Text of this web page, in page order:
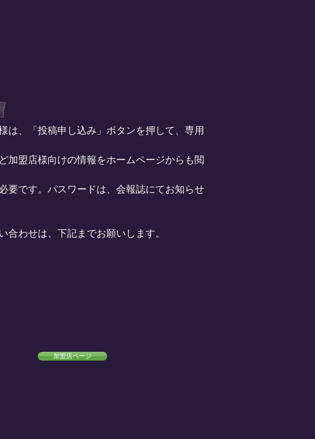
、「投稿申し込み」ボタンを押して、専用
盟店様向けの情報をホームページからも閲
です。パスワードは、会報誌にてお知らせ
わせは、下記までお願いします。
加盟店ページ